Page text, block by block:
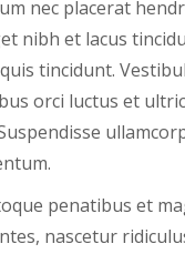
nec placerat
nibh et lacus
tincidunt.
orci luctus et
penatibus et
nascetur